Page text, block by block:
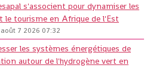
s'associent pour dynamiser les
tourisme en Afrique de l'Est
août 7 2026 07:32
les systèmes énergétiques de
autour de l'hydrogène vert en